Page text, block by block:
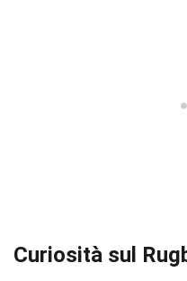
Curiosità sul